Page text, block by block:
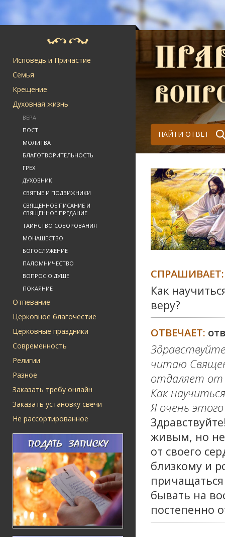
Исповедь и Причастие
Семья
Крещение
Духовная жизнь
ВЕРА
ПОСТ
МОЛИТВА
БЛАГОТВОРИТЕЛЬНОСТЬ
ГРЕХ
ДУХОВНИК
СВЯТЫЕ И ПОДВИЖНИКИ
СВЯЩЕННОЕ ПИСАНИЕ И
СВЯЩЕННОЕ ПРЕДАНИЕ
ТАИНСТВО СОБОРОВАНИЯ
МОНАШЕСТВО
БОГОСЛУЖЕНИЕ
ПАЛОМНИЧЕСТВО
ВОПРОС О ДУШЕ
ПОКАЯНИЕ
Отпевание
Церковное благочестие
Церковные праздники
Современность
Религии
Разное
Заказать требу онлайн
Заказать установку свечи
Не рассортированное
НАЙТИ ОТВЕТ
СПРАШИВАЕТ:
Как
веру?
ОТВЕЧАЕТ:
читаю
отдаляет от
Как
Я очень
живым, но
от своего
близкому и
бывать на
постепенно